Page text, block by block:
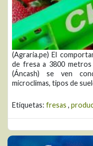
(Agraria.pe) El
de fresa a 3800
(Áncash) se ven
microclimas, tipos de
Etiquetas: fresas ,